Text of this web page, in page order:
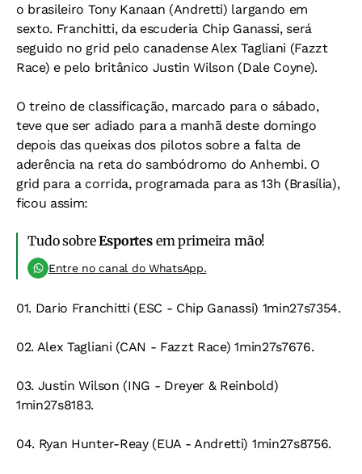
o brasileiro Tony Kanaan (Andretti) largando em
sexto. Franchitti, da escuderia Chip Ganassi, será
seguido no grid pelo canadense Alex Tagliani (Fazzt
Race) e pelo britânico Justin Wilson (Dale Coyne).
O treino de classificação, marcado para o sábado,
teve que ser adiado para a manhã deste domingo
depois das queixas dos pilotos sobre a falta de
aderência na reta do sambódromo do Anhembi. O
grid para a corrida, programada para as 13h (Brasília),
ficou assim:
Tudo sobreEsportesem primeira mão!
Entre no canal do WhatsApp.
01. Dario Franchitti (ESC - Chip Ganassi) 1min27s7354.
02. Alex Tagliani (CAN - Fazzt Race) 1min27s7676.
03. Justin Wilson (ING - Dreyer & Reinbold)
1min27s8183.
04. Ryan Hunter-Reay (EUA - Andretti) 1min27s8756.